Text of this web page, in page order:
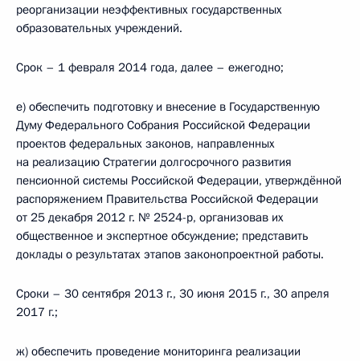
реорганизации неэффективных государственных
образовательных учреждений.
Срок – 1 февраля 2014 года, далее – ежегодно;
е) обеспечить подготовку и внесение в Государственную
Думу Федерального Собрания Российской Федерации
проектов федеральных законов, направленных
на реализацию Стратегии долгосрочного развития
пенсионной системы Российской Федерации, утверждённой
распоряжением Правительства Российской Федерации
от 25 декабря 2012 г. № 2524-р, организовав их
общественное и экспертное обсуждение; представить
доклады о результатах этапов законопроектной работы.
Сроки – 30 сентября 2013 г., 30 июня 2015 г., 30 апреля
2017 г.;
ж) обеспечить проведение мониторинга реализации